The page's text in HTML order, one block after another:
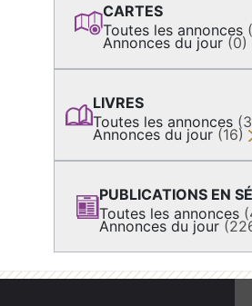
CARTES
Toutes les annonces
Annonces du jour (0)
LIVRES
Toutes les annonces
Annonces du jour (16)
PUBLICATIONS EN
Toutes les annonces
Annonces du jour